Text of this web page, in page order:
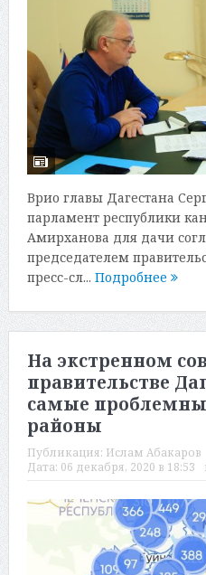
Врио главы Дагестана
парламент республики
Амирханова для дачи
председателем
пресс-сл... Подробнее
На экстренном
правительстве
самые
районы
Публикация: Ислам Абакаров
Дата: 06 декабря, 2020 в 18:53